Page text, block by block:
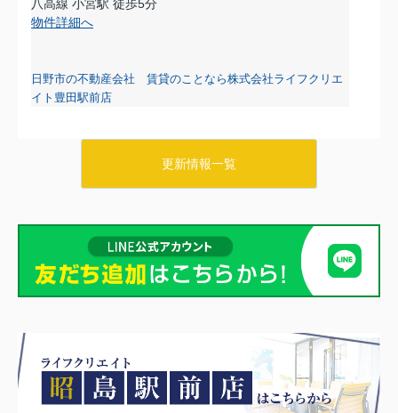
八高線 小宮駅 徒歩5分
物件詳細へ
日野市の不動産会社 賃貸のことなら株式会社ライフクリエ
イト豊田駅前店
リブリ・タチカワ103
6.2万円
日野市の不動産会社 賃貸のことなら株式会社ライフクリエ
更新情報一覧